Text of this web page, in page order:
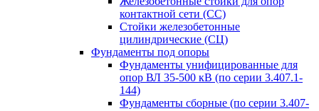
контактной сети (СС)
Стойки железобетонные
цилиндрические (СЦ)
Фундаменты под опоры
Фундаменты унифицированные для
опор ВЛ 35-500 кВ (по серии 3.407.1-
144)
Фундаменты сборные (по серии 3.407-